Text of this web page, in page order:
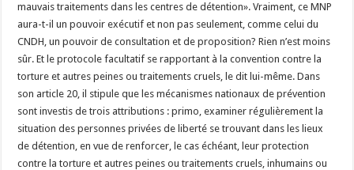
mauvais traitements dans les centres de détention». Vraiment, ce MNP
aura-t-il un pouvoir exécutif et non pas seulement, comme celui du
CNDH, un pouvoir de consultation et de proposition? Rien n’est moins
sûr. Et le protocole facultatif se rapportant à la convention contre la
torture et autres peines ou traitements cruels, le dit lui-même. Dans
son article 20, il stipule que les mécanismes nationaux de prévention
sont investis de trois attributions : primo, examiner régulièrement la
situation des personnes privées de liberté se trouvant dans les lieux
de détention, en vue de renforcer, le cas échéant, leur protection
contre la torture et autres peines ou traitements cruels, inhumains ou